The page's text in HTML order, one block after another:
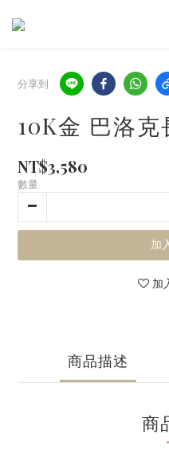
分享到
10K金 巴洛克
NT$3,580
數量
加
加
商品描述
商